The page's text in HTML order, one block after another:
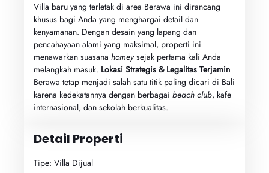
Villa baru yang terletak di area Berawa ini dirancang
khusus bagi Anda yang menghargai detail dan
kenyamanan. Dengan desain yang lapang dan
pencahayaan alami yang maksimal, properti ini
menawarkan suasana homeysejak pertama kali Anda
melangkah masuk. Lokasi Strategis & Legalitas Terjamin
Berawa tetap menjadi salah satu titik paling dicari di Bali
karena kedekatannya dengan berbagai beach club, kafe
internasional, dan sekolah berkualitas.
Detail Properti
Tipe: Villa Dijual